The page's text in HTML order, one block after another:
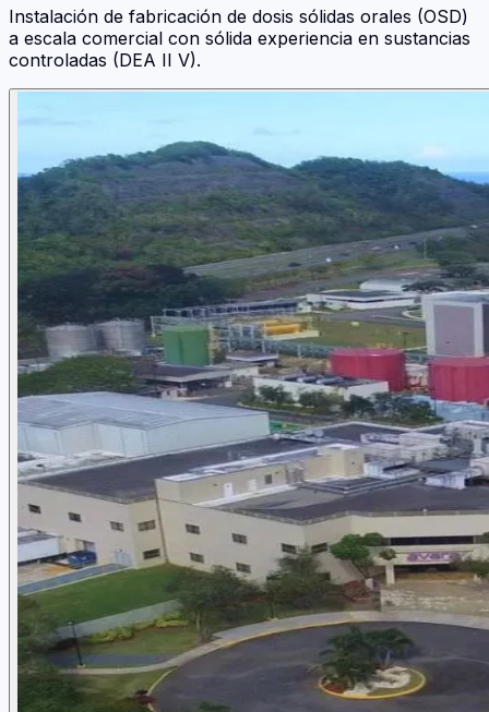
Instalación de fabricación de dosis sólidas orales (OSD)
a escala comercial con sólida experiencia en sustancias
controladas (DEA II V).